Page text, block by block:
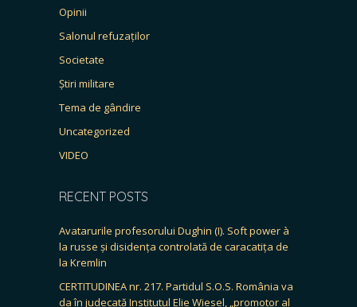
Opinii
Salonul refuzaților
Societate
Știri militare
Tema de gândire
Uncategorized
VIDEO
RECENT POSTS
Avatarurile profesorului Dughin (I). Soft power à
la russe și disidența controlată de caracatița de
la Kremlin
CERTITUDINEA nr. 217. Partidul S.O.S. România va
da în judecată Institutul Elie Wiesel, „promotor al